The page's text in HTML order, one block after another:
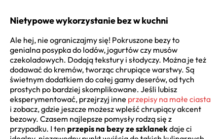
Nietypowe wykorzystanie bez w kuchni
Ale hej, nie ograniczajmy się! Pokruszone bezy to
genialna posypka do lodów, jogurtów czy musów
czekoladowych. Dodają tekstury i słodyczy. Można je też
dodawać do kremów, tworząc chrupiące warstwy. Są
świetnym dodatkiem do całej gamy deserów, od tych
prostych po bardziej skomplikowane. Jeśli lubisz
eksperymentować, przejrzyj inne przepisy na małe ciasta
i zobacz, gdzie jeszcze możesz wpleść chrupiący akcent
bezowy. Czasem najlepsze pomysły rodzą się z
przypadku. I ten przepis na bezy ze szklanekdaje ci